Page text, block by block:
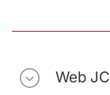
Web